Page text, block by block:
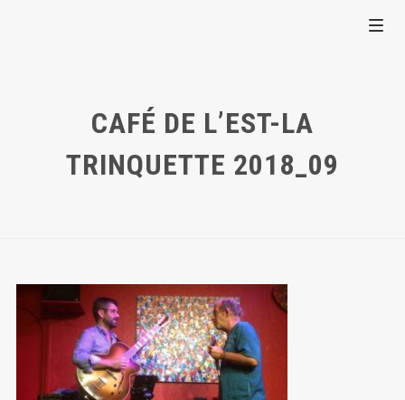
CAFÉ DE L’EST-LA
TRINQUETTE 2018_09